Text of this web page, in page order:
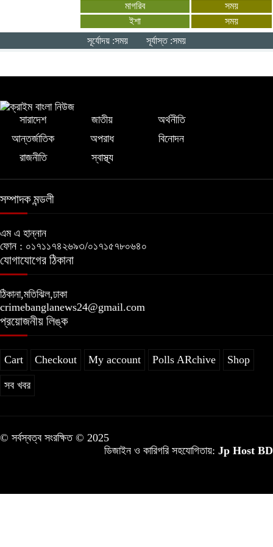
উত্তাপ ছড়াচ্ছে সিরাজগঞ্জের এনায়েতপুর হাট:
কাঁচা মরিচ ৩৮০, বেগুন ১২০ টাকা
মাগরিব
সময়
ইশা
সময়
সূর্যোদয় :সময়
সূর্যাস্ত :সময়
সারাদেশ জাতীয়
অর্থনীতি
আন্তর্জাতিক
অপরাধ
বিনোদন
রাজনীতি
স্বাস্থ্য
সম্পাদক মন্ডলী
এম এ হান্নান
ফোন : ০১৭১১৭৪২৬৯৩/০১৭১৫৭৮০৬৪০
যোগাযোগের ঠিকানা
ঠিকানা,মতিঝিল,ঢাকা
crimebanglanews24@gmail.com
প্রয়োজনীয় লিঙ্ক
Cart Checkout My account Polls ARchive Shop
সব খবর
© সর্বস্বত্ব সংরক্ষিত © 2025
ডিজাইন ও কারিগরি সহযোগিতায়: Jp Host BD